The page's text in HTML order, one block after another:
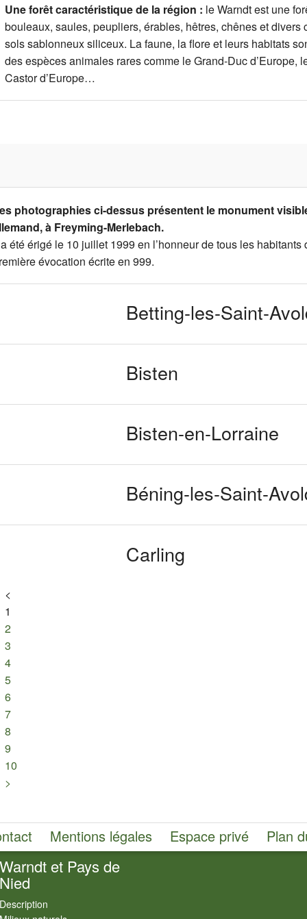
Une forêt caractéristique de la région : le Warndt est une
bouleaux, saules, peupliers, érables, hêtres, chênes et
sols sablonneux siliceux. La faune, la flore et leurs habitats
des espèces animales rares comme le Grand-Duc d’Europe,
Castor d’Europe…
photographies ci-dessus présentent le monument
à Freyming-Merlebach.
été érigé le 10 juillet 1999 en l’honneur de tous les
évocation écrite en 999.
Betting-les-Saint-
Bisten
Bisten-en-Lorraine
Béning-les-Saint-
Carling
<
1
2
3
4
5
6
7
8
9
10
>
Mentions légales Espace privé Plan
Warndt et Pays de
Nied
Description